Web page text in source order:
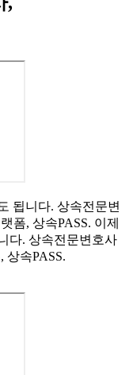
됩니다. 상속전문변
폼, 상속PASS. 이제
다. 상속전문변호사
상속PASS.